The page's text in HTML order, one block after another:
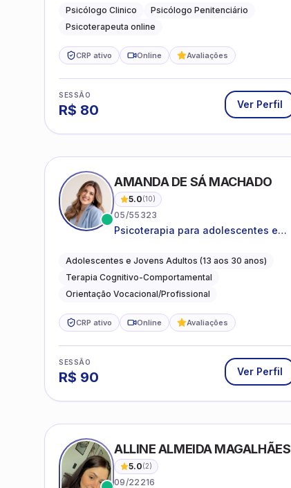
conflitos familiares e questões
comportamentais.
Psicólogo Clinico
Psicólogo Penitenciário
Psicoterapeuta online
CRP ativo Online Avaliações
SESSÃO
R$ 80 Ver Perfil
AMANDA DE SÁ MACHADO
5.0(10)
05/55323
Psicoterapia para adolescentes e
ansiedade, autoestima, relações e
orientação profissional
Adolescentes e Jovens Adultos (13 aos 30 anos)
Terapia Cognitivo-Comportamental
Orientação Vocacional/Profissional
CRP ativo Online Avaliações
SESSÃO
R$ 90 Ver Perfil
ALLINE ALMEIDA MAGALHÃES
5.0(2)
09/22216